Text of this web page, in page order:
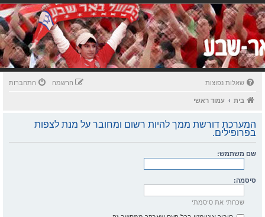
שאלות נפוצות התחברות הרשמה
בית עמוד ראשי
המערכת דורשת ממך להיות רשום ומחובר על מנת לצפות
בפרופילים.
שם משתמש:
סיסמה:
שכחתי את סיסמתי